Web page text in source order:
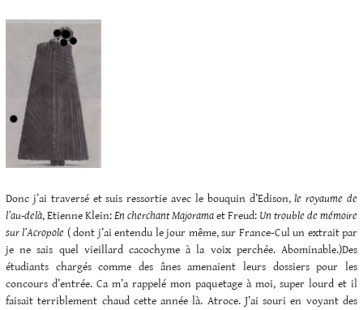
Donc j’ai traversé et suis ressortie avec le bouquin d’Edison,le royaume de
l’au-delà, Etienne Klein:En cherchant Majoramaet Freud: Un trouble de mémoire
sur l’Acropole ( dont j’ai entendu le jour même, sur France-Cul un extrait par
je ne sais quel vieillard cacochyme à la voix perchée. Abominable.)Des
étudiants chargés comme des ânes amenaient leurs dossiers pour les
concours d’entrée. Ca m’a rappelé mon paquetage à moi, super lourd et il
faisait terriblement chaud cette année là. Atroce. J’ai souri en voyant des